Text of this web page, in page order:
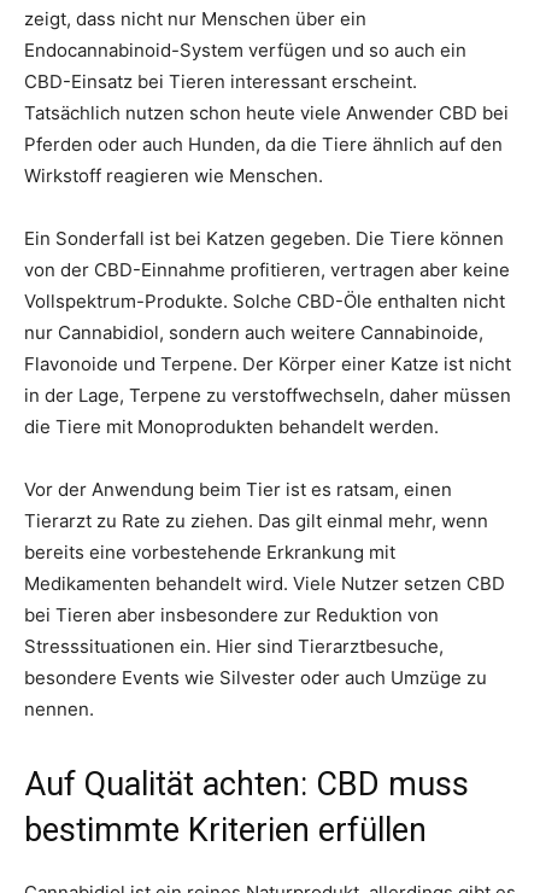
zeigt, dass nicht nur Menschen über ein
Endocannabinoid-System verfügen und so auch ein
CBD-Einsatz bei Tieren interessant erscheint.
Tatsächlich nutzen schon heute viele Anwender CBD bei
Pferden oder auch Hunden, da die Tiere ähnlich auf den
Wirkstoff reagieren wie Menschen.
Ein Sonderfall ist bei Katzen gegeben. Die Tiere können
von der CBD-Einnahme profitieren, vertragen aber keine
Vollspektrum-Produkte. Solche CBD-Öle enthalten nicht
nur Cannabidiol, sondern auch weitere Cannabinoide,
Flavonoide und Terpene. Der Körper einer Katze ist nicht
in der Lage, Terpene zu verstoffwechseln, daher müssen
die Tiere mit Monoprodukten behandelt werden.
Vor der Anwendung beim Tier ist es ratsam, einen
Tierarzt zu Rate zu ziehen. Das gilt einmal mehr, wenn
bereits eine vorbestehende Erkrankung mit
Medikamenten behandelt wird. Viele Nutzer setzen CBD
bei Tieren aber insbesondere zur Reduktion von
Stresssituationen ein. Hier sind Tierarztbesuche,
besondere Events wie Silvester oder auch Umzüge zu
nennen.
Auf Qualität achten: CBD muss
bestimmte Kriterien erfüllen